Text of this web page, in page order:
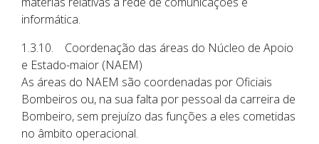
informática.
1.3.10. Coordenação das áreas do Núcleo de Apoio
e Estado-maior (NAEM)
As áreas do NAEM são coordenadas por Oficiais
Bombeiros ou, na sua falta por pessoal da carreira de
Bombeiro, sem prejuízo das funções a eles cometidas
no âmbito operacional.